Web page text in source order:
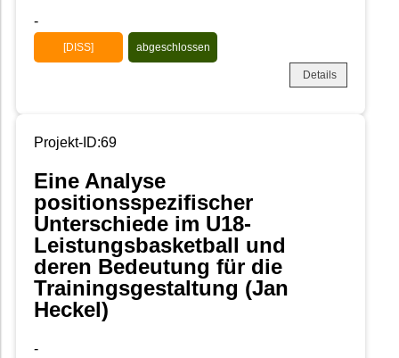
-
[DISS] abgeschlossen
Details
Projekt-ID:69
Eine Analyse
positionsspezifischer
Unterschiede im U18-
Leistungsbasketball und
deren Bedeutung für die
Trainingsgestaltung (Jan
Heckel)
-